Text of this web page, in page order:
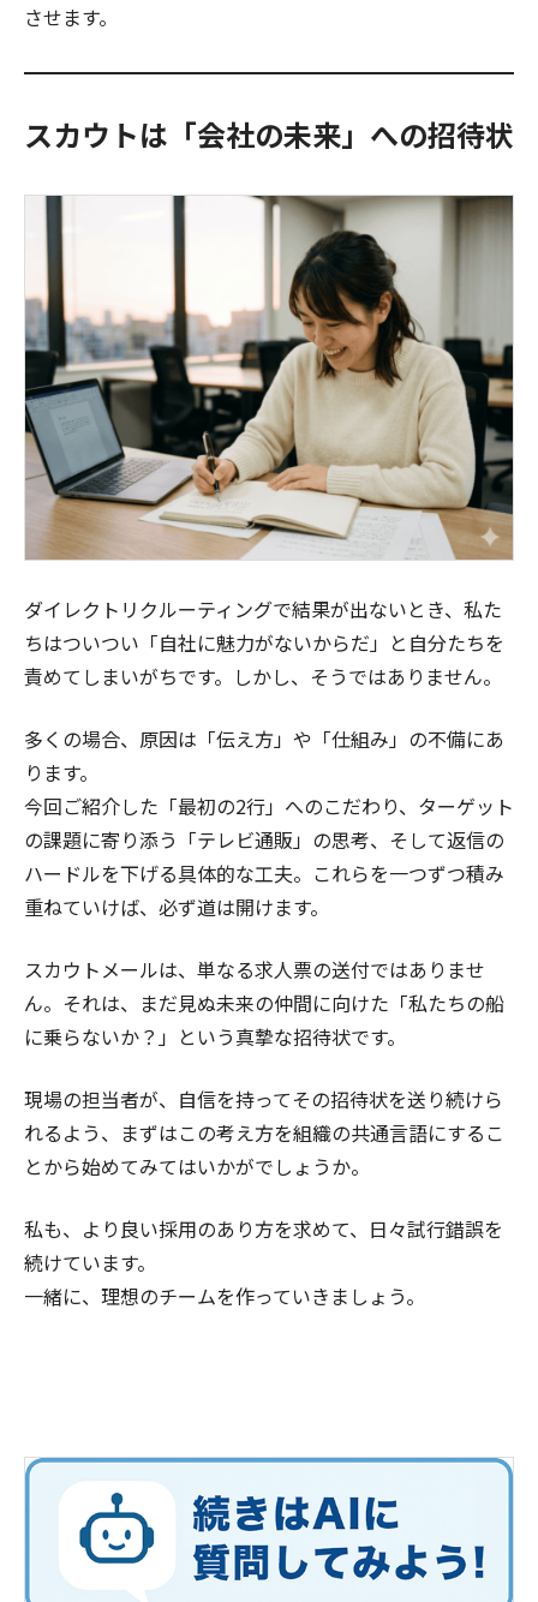
させます。
スカウトは「会社の未来」への招待状
ダイレクトリクルーティングで結果が出ないとき、私た
ちはついつい「自社に魅力がないからだ」と自分たちを
責めてしまいがちです。しかし、そうではありません。
多くの場合、原因は「伝え方」や「仕組み」の不備にあ
ります。
今回ご紹介した「最初の2行」へのこだわり、ターゲット
の課題に寄り添う「テレビ通販」の思考、そして返信の
ハードルを下げる具体的な工夫。これらを一つずつ積み
重ねていけば、必ず道は開けます。
スカウトメールは、単なる求人票の送付ではありませ
ん。それは、まだ見ぬ未来の仲間に向けた「私たちの船
に乗らないか？」という真摯な招待状です。
現場の担当者が、自信を持ってその招待状を送り続けら
れるよう、まずはこの考え方を組織の共通言語にするこ
とから始めてみてはいかがでしょうか。
私も、より良い採用のあり方を求めて、日々試行錯誤を
続けています。
一緒に、理想のチームを作っていきましょう。